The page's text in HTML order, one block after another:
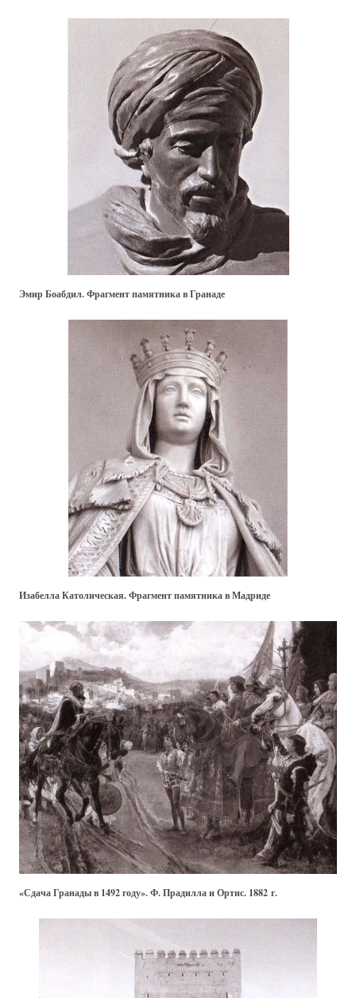
Эмир Боабдил. Фрагмент памятника в Гранаде
Изабелла Католическая. Фрагмент памятника в Мадриде
«Сдача Гранады в 1492 году». Ф. Прадилла и Ортис. 1882 г.